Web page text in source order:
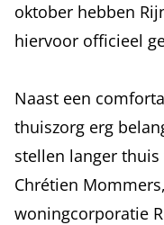
oktober hebben
hiervoor officieel
Naast een
thuiszorg erg
stellen langer
Chrétien
woningcorporatie